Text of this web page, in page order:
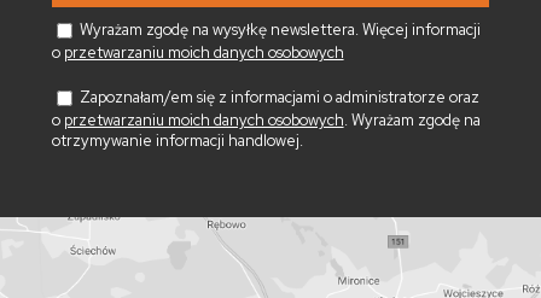
Wyrażam zgodę na wysyłkę newslettera. Więcej informacji
o przetwarzaniu moich danych osobowych
Zapoznałam/em się z informacjami o administratorze oraz
o przetwarzaniu moich danych osobowych. Wyrażam zgodę na
otrzymywanie informacji handlowej.